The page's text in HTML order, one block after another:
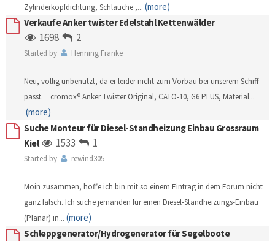
Zylinderkopfdichtung, Schläuche ,... (more)
Verkaufe Anker twister Edelstahl Kettenwälder
1698 2
Started by Henning Franke
Neu, völlig unbenutzt, da er leider nicht zum Vorbau bei unserem Schiff
passt. cromox® Anker Twister Original, CATO-10, G6 PLUS, Material...
(more)
Suche Monteur für Diesel-Standheizung Einbau Grossraum
Kiel
1533 1
Started by rewind305
Moin zusammen, hoffe ich bin mit so einem Eintrag in dem Forum nicht
ganz falsch. Ich suche jemanden für einen Diesel-Standheizungs-Einbau
(Planar) in... (more)
Schleppgenerator/Hydrogenerator für Segelboote